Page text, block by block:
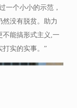
一个小小的示范，
没有脱贫。助力
不能搞形式主义,一
打实的实事。”